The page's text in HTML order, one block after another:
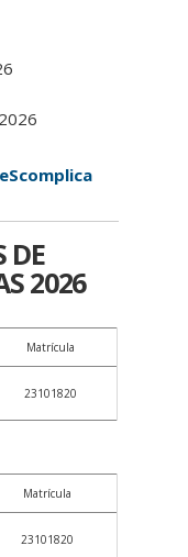
DE
2026
Matrícula
23101820
Matrícula
23101820